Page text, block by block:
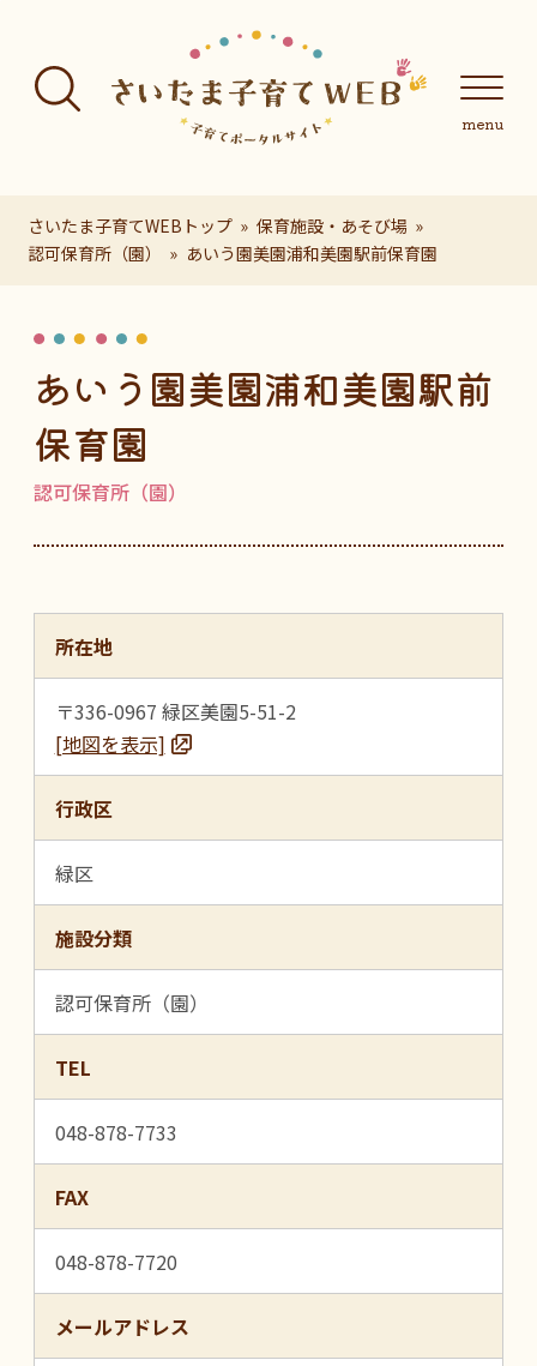
さいたま子育てWEBトップ
保育施設・あそび場
認可保育所（園）
あいう園美園浦和美園駅前保育園
あいう園美園浦和美園駅前
保育園
認可保育所（園）
所在地
〒336-0967 緑区美園5-51-2
[地図を表示]
行政区
緑区
施設分類
認可保育所（園）
TEL
048-878-7733
FAX
048-878-7720
メールアドレス